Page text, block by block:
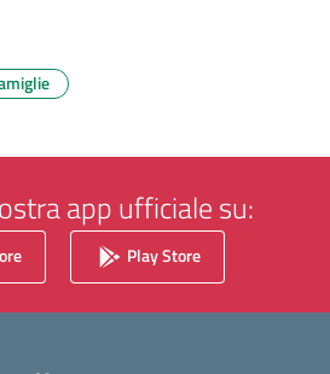
app ufficiale su:
Play Store